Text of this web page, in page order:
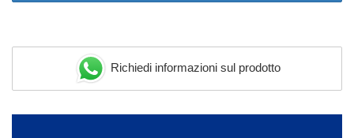
Richiedi informazioni sul prodotto